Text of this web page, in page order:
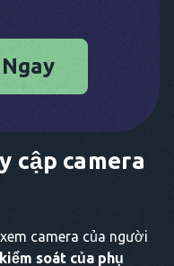
cập camera
camera của người
kiểm soát của phụ